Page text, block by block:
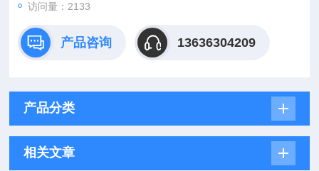
访问量：2133
产品咨询 13636304209
产品分类
相关文章